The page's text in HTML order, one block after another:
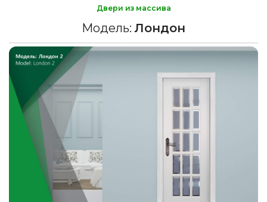
Двери из массива
Модель:Лондон